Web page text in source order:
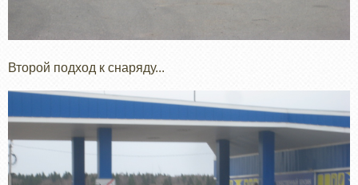
Второй подход к снаряду...